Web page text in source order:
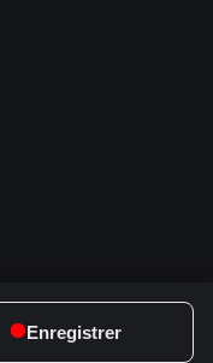
Enregistrer
2.228.1